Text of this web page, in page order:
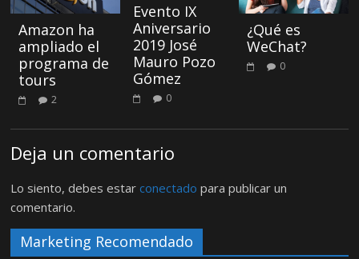
Amazon ha
ampliado el
programa de
tours
2
Evento IX
Aniversario
2019 José
Mauro Pozo
Gómez
0
¿Qué es
WeChat?
0
Deja un comentario
Lo siento, debes estarconectado para publicar un
comentario.
Marketing Recomendado